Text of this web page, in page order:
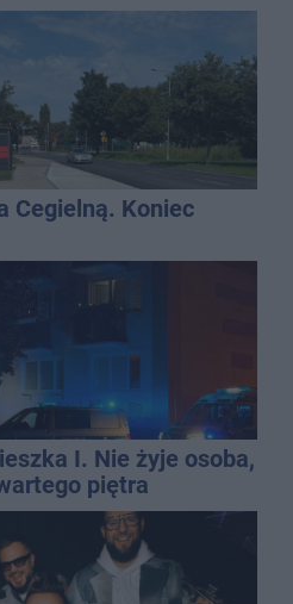
Cegielną. Koniec
I. Nie żyje osoba,
piętra